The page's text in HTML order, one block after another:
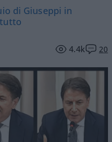
di Giuseppi in
4.4k 20